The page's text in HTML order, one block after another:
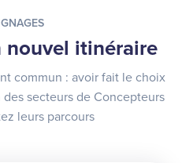
nouvel itinéraire
commun : avoir fait le choix
secteurs de Concepteurs
leurs parcours